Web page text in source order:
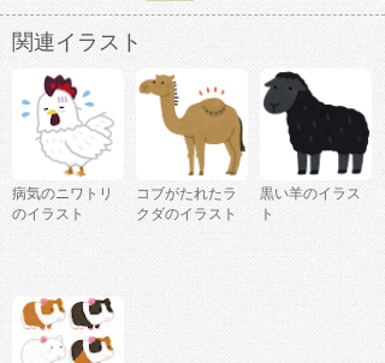
関連イラスト
病気のニワトリ
のイラスト
コブがたれたラ
クダのイラスト
黒い羊のイラス
ト